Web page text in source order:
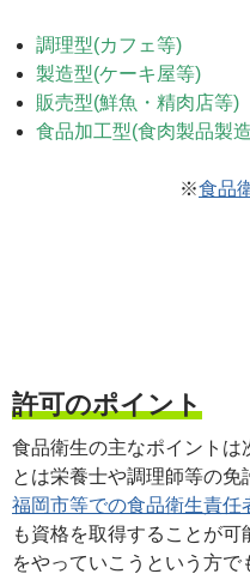
調理型(カフェ等)
製造型(ケーキ屋等)
販売型(鮮魚・精肉店等)
食品加工型(食肉製品製
※食品
許可のポイント
食品衛生の主なポイント
とは栄養士や調理師等の免
福岡市等での食品衛生責任
も資格を取得することが
をやっていこうという方で